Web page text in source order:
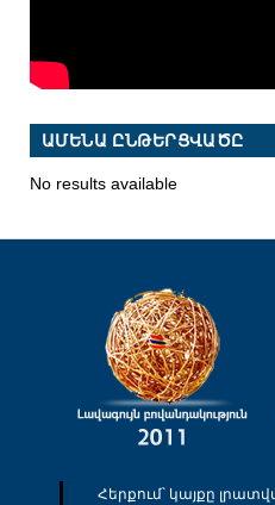
ԱՄԵՆԱ ԸՆԹԵՐՑՎԱԾԸ
No results available
Հերքում՝ կայքը